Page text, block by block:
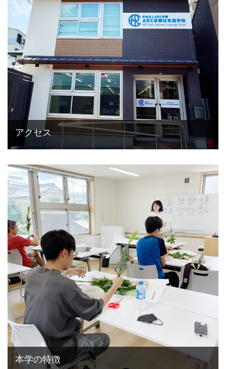
アクセス
アクセス
本学の特徴
本学の特徴